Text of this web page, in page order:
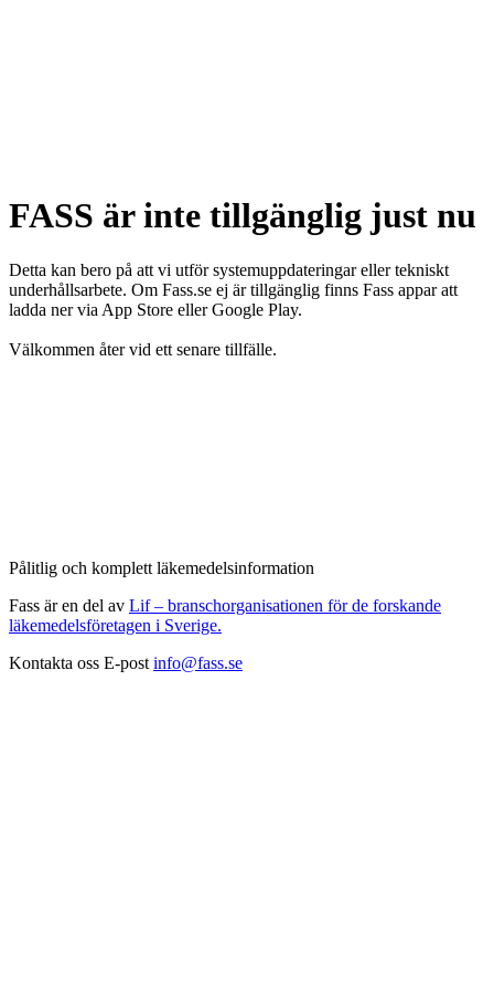
FASS är inte tillgänglig just nu
Detta kan bero på att vi utför systemuppdateringar eller tekniskt
underhållsarbete. Om Fass.se ej är tillgänglig finns Fass appar att
ladda ner via App Store eller Google Play.
Välkommen åter vid ett senare tillfälle.
Pålitlig och komplett läkemedelsinformation
Fass är en del av Lif – branschorganisationen för de forskande
läkemedelsföretagen i Sverige.
Kontakta oss E-post info@fass.se